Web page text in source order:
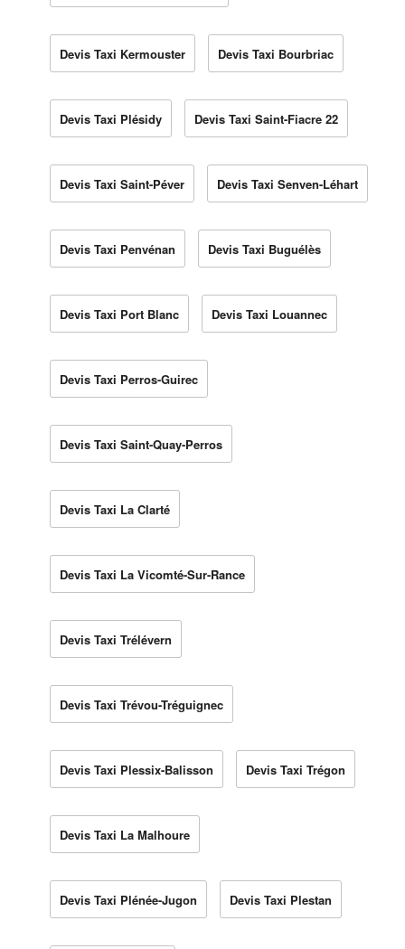
Devis Taxi Kermouster Devis Taxi Bourbriac
Devis Taxi Plésidy Devis Taxi Saint-Fiacre 22
Devis Taxi Saint-Péver Devis Taxi Senven-Léhart
Devis Taxi Penvénan Devis Taxi Buguélès
Devis Taxi Port Blanc Devis Taxi Louannec
Devis Taxi Perros-Guirec
Devis Taxi Saint-Quay-Perros
Devis Taxi La Clarté
Devis Taxi La Vicomté-Sur-Rance
Devis Taxi Trélévern
Devis Taxi Trévou-Tréguignec
Devis Taxi Plessix-Balisson Devis Taxi Trégon
Devis Taxi La Malhoure
Devis Taxi Plénée-Jugon Devis Taxi Plestan